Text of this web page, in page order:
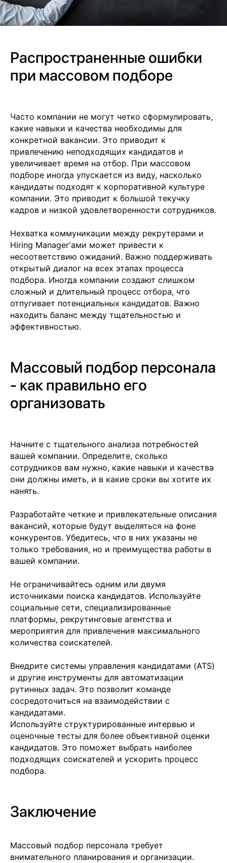
Распространенные ошибки
при массовом подборе
Часто компании не могут четко сформулировать,
какие навыки и качества необходимы для
конкретной вакансии. Это приводит к
привлечению неподходящих кандидатов и
увеличивает время на отбор. При массовом
подборе иногда упускается из виду, насколько
кандидаты подходят к корпоративной культуре
компании. Это приводит к большой текучку
кадров и низкой удовлетворенности сотрудников.
Нехватка коммуникации между рекрутерами и
Hiring Manager'ами может привести к
несоответствию ожиданий. Важно поддерживать
открытый диалог на всех этапах процесса
подбора. Иногда компании создают слишком
сложный и длительный процесс отбора, что
отпугивает потенциальных кандидатов. Важно
находить баланс между тщательностью и
эффективностью.
Массовый подбор персонала
- как правильно его
организовать
Начните с тщательного анализа потребностей
вашей компании. Определите, сколько
сотрудников вам нужно, какие навыки и качества
они должны иметь, и в какие сроки вы хотите их
нанять.
Разработайте четкие и привлекательные описания
вакансий, которые будут выделяться на фоне
конкурентов. Убедитесь, что в них указаны не
только требования, но и преимущества работы в
вашей компании.
Не ограничивайтесь одним или двумя
источниками поиска кандидатов. Используйте
социальные сети, специализированные
платформы, рекрутинговые агентства и
мероприятия для привлечения максимального
количества соискателей.
Внедрите системы управления кандидатами (ATS)
и другие инструменты для автоматизации
рутинных задач. Это позволит команде
сосредоточиться на взаимодействии с
кандидатами.
Используйте структурированные интервью и
оценочные тесты для более объективной оценки
кандидатов. Это поможет выбрать наиболее
подходящих соискателей и ускорить процесс
подбора.
Заключение
Массовый подбор персонала требует
внимательного планирования и организации.
Отправить заявку
Москва
Экспертиза
Цены
Кейсы
Клиенты
Имплант
Блог
м. Новые Черемушки, Бизнес центр
43
Кипр
Agios Georgios
Chavouzas, office 1-2
+7 499 380 89 20